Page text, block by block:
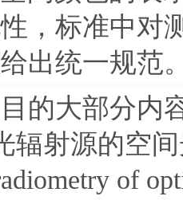
，标准中对
出统一规范
大部分内容
辐射源的空
of